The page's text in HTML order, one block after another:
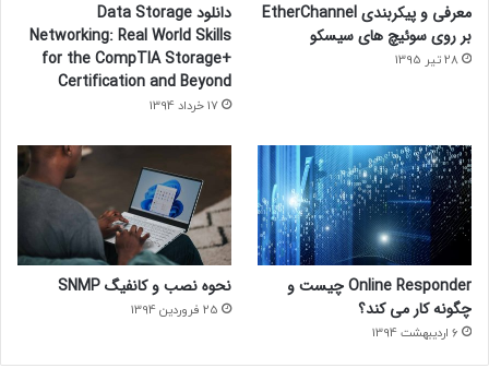
معرفی و پیکربندی EtherChannel
بر روی سوئیچ های سیسکو
28 تیر 1395
دانلود Data Storage
Networking: Real World Skills
for the CompTIA Storage+
Certification and Beyond
17 خرداد 1394
Online Responder چیست و
چگونه کار می کند؟
6 اردیبهشت 1394
نحوه نصب و کانفیگ SNMP
25 فروردین 1394